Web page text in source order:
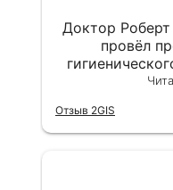
Доктор
провёл
этом сразу
выполняет
поддержанием
Отзыв 2GIS